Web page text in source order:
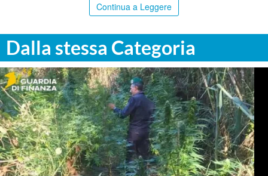
Continua a Leggere
Dalla stessa Categoria